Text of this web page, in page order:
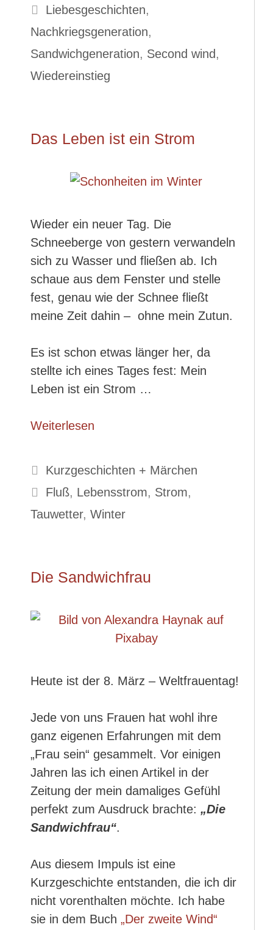
Schlagwörter
Liebesgeschichten,
Nachkriegsgeneration,
Sandwichgeneration, Second wind ,
Wiedereinstieg
Das Leben ist ein Strom
Wieder ein neuer Tag. Die
Schneeberge von gestern verwandeln
sich zu Wasser und fließen ab. Ich
schaue aus dem Fenster und stelle
fest, genau wie der Schnee fließt
meine Zeit dahin – ohne mein Zutun.
Es ist schon etwas länger her, da
stellte ich eines Tages fest: Mein
Leben ist ein Strom …
Weiterlesen
Kategorien
Kurzgeschichten + Märchen
Schlagwörter
Fluß, Lebensstrom, Strom,
Tauwetter, Winter
Die Sandwichfrau
Heute ist der 8. März – Weltfrauentag!
Jede von uns Frauen hat wohl ihre
ganz eigenen Erfahrungen mit dem
„Frau sein“ gesammelt. Vor einigen
Jahren las ich einen Artikel in der
Zeitung der mein damaliges Gefühl
perfekt zum Ausdruck brachte: „Die
Sandwichfrau“.
Aus diesem Impuls ist eine
Kurzgeschichte entstanden, die ich dir
nicht vorenthalten möchte. Ich habe
sie in dem Buch „Der zweite Wind“